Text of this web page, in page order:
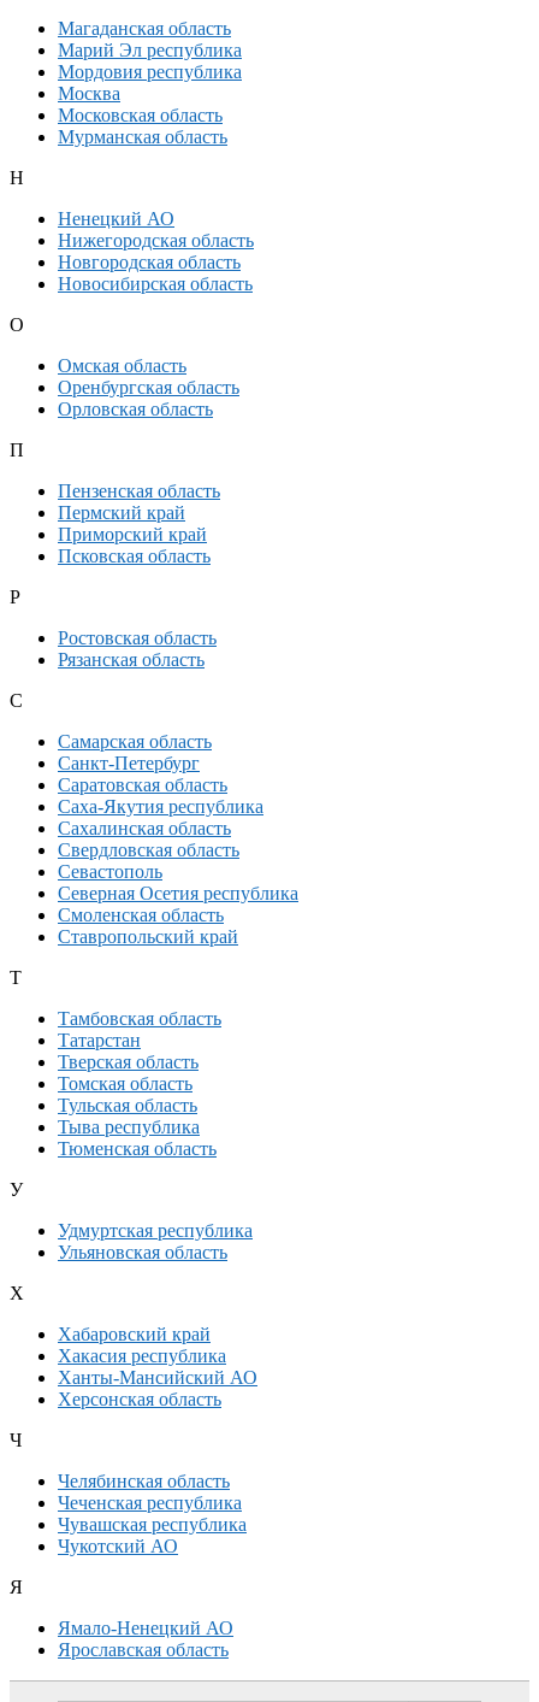
Магаданская область
Марий Эл республика
Мордовия республика
Москва
Московская область
Мурманская область
Н
Ненецкий АО
Нижегородская область
Новгородская область
Новосибирская область
О
Омская область
Оренбургская область
Орловская область
П
Пензенская область
Пермский край
Приморский край
Псковская область
Р
Ростовская область
Рязанская область
С
Самарская область
Санкт-Петербург
Саратовская область
Саха-Якутия республика
Сахалинская область
Свердловская область
Севастополь
Северная Осетия республика
Смоленская область
Ставропольский край
Т
Тамбовская область
Татарстан
Тверская область
Томская область
Тульская область
Тыва республика
Тюменская область
У
Удмуртская республика
Ульяновская область
Х
Хабаровский край
Хакасия республика
Ханты-Мансийский АО
Херсонская область
Ч
Челябинская область
Чеченская республика
Чувашская республика
Чукотский АО
Я
Ямало-Ненецкий АО
Ярославская область